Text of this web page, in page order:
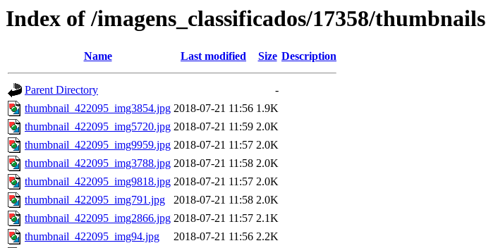
Index of /imagens_classificados/17358/thumbnails
Name Last modified Size Description
Parent Directory
-
thumbnail_422095_img3854.jpg 2018-07-21 11:56 1.9K
thumbnail_422095_img5720.jpg 2018-07-21 11:59 2.0K
thumbnail_422095_img9959.jpg 2018-07-21 11:57 2.0K
thumbnail_422095_img3788.jpg 2018-07-21 11:58 2.0K
thumbnail_422095_img9818.jpg 2018-07-21 11:57 2.0K
thumbnail_422095_img791.jpg
2018-07-21 11:58 2.0K
thumbnail_422095_img2866.jpg 2018-07-21 11:57 2.1K
thumbnail_422095_img94.jpg
2018-07-21 11:56 2.2K